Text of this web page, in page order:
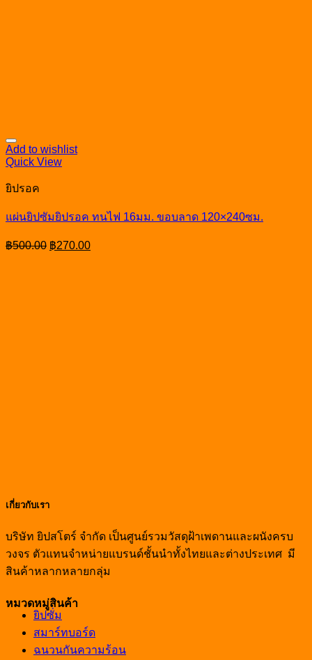
Add to wishlist
Quick View
ยิปรอค
แผ่นยิปซัมยิปรอค ทนไฟ 16มม. ขอบลาด 120×240ซม.
฿500.00 Original
price
฿270.00Current
price
เกี่ยวกับเรา
บริษัท ยิปสโตร์ จำกัด เป็นศูนย์รวมวัสดุฝ้าเพดานและผนังครบ
วงจร ตัวแทนจำหน่ายแบรนด์ชั้นนำทั้งไทยและต่างประเทศ มี
สินค้าหลากหลายกลุ่ม
หมวดหมู่สินค้า
ยิปซั่ม
สมาร์ทบอร์ด
ฉนวนกันความร้อน